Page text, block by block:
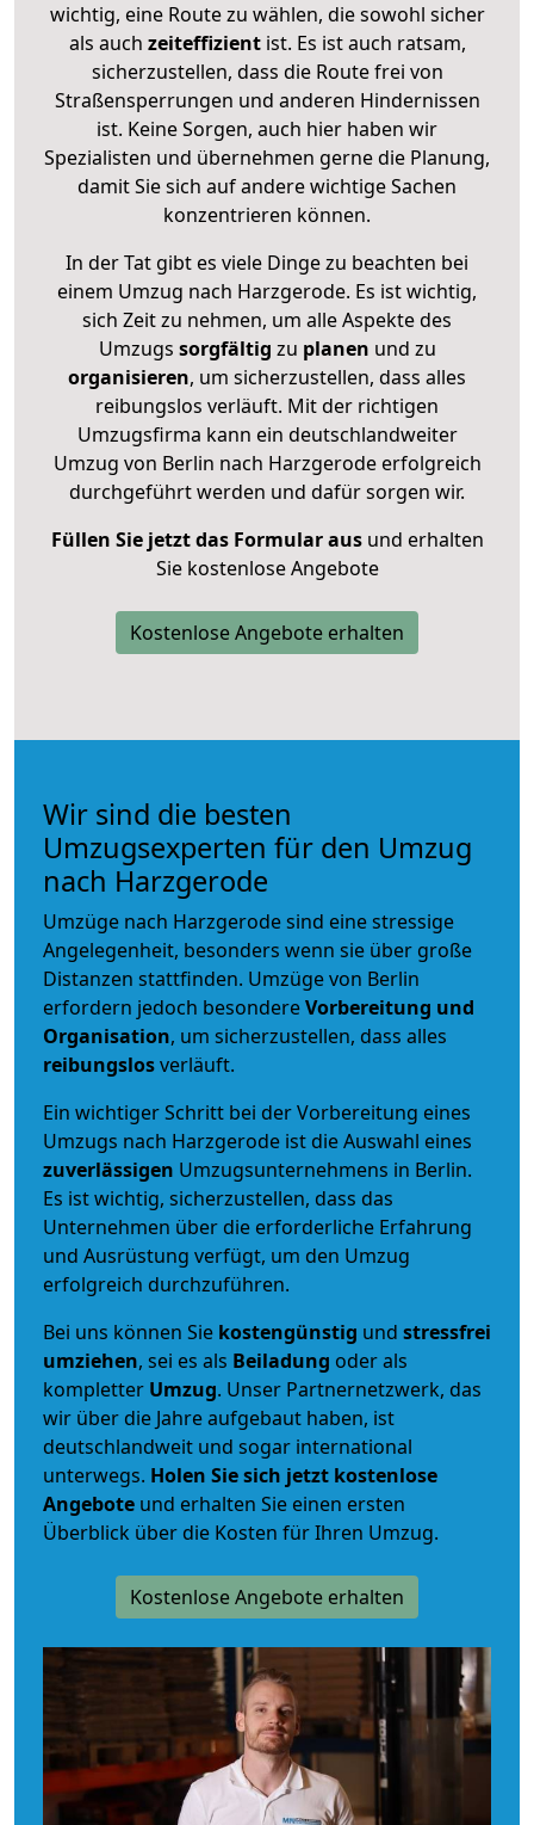
wichtig, eine Route zu wählen, die sowohl sicher
als auch zeiteffizientist. Es ist auch ratsam,
sicherzustellen, dass die Route frei von
Straßensperrungen und anderen Hindernissen
ist. Keine Sorgen, auch hier haben wir
Spezialisten und übernehmen gerne die Planung,
damit Sie sich auf andere wichtige Sachen
konzentrieren können.
In der Tat gibt es viele Dinge zu beachten bei
einem Umzug nach Harzgerode. Es ist wichtig,
sich Zeit zu nehmen, um alle Aspekte des
Umzugs sorgfältig zu planen und zu
organisieren, um sicherzustellen, dass alles
reibungslos verläuft. Mit der richtigen
Umzugsfirma kann ein deutschlandweiter
Umzug von Berlin nach Harzgerode erfolgreich
durchgeführt werden und dafür sorgen wir.
Füllen Sie jetzt das Formular ausund erhalten
Sie kostenlose Angebote
Kostenlose Angebote erhalten
Wir sind die besten
Umzugsexperten für den Umzug
nach Harzgerode
Umzüge nach Harzgerode sind eine stressige
Angelegenheit, besonders wenn sie über große
Distanzen stattfinden. Umzüge von Berlin
erfordern jedoch besondereVorbereitung und
Organisation, um sicherzustellen, dass alles
reibungslosverläuft.
Ein wichtiger Schritt bei der Vorbereitung eines
Umzugs nach Harzgerode ist die Auswahl eines
zuverlässigen Umzugsunternehmens in Berlin.
Es ist wichtig, sicherzustellen, dass das
Unternehmen über die erforderliche Erfahrung
und Ausrüstung verfügt, um den Umzug
erfolgreich durchzuführen.
Bei uns können Sie kostengünstig und stressfrei
umziehen, sei es als Beiladung oder als
kompletter Umzug. Unser Partnernetzwerk, das
wir über die Jahre aufgebaut haben, ist
deutschlandweit und sogar international
unterwegs. Holen Sie sich jetzt kostenlose
Angebote und erhalten Sie einen ersten
Überblick über die Kosten für Ihren Umzug.
Kostenlose Angebote erhalten